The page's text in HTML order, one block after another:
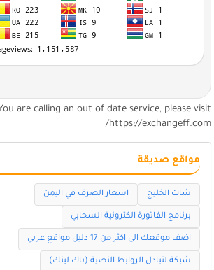
You are calling an out of date service, please visit
https://exchangeff.com/
مواقع صديقة
شات الخليج اسعار الصرف في اليمن
برنامج الفاتورة الكترونية السحابي
اضف موقعك الى اكثر من 17 دليل مواقع عربي
شبكة لتبادل الروابط النصية (باك لينك)